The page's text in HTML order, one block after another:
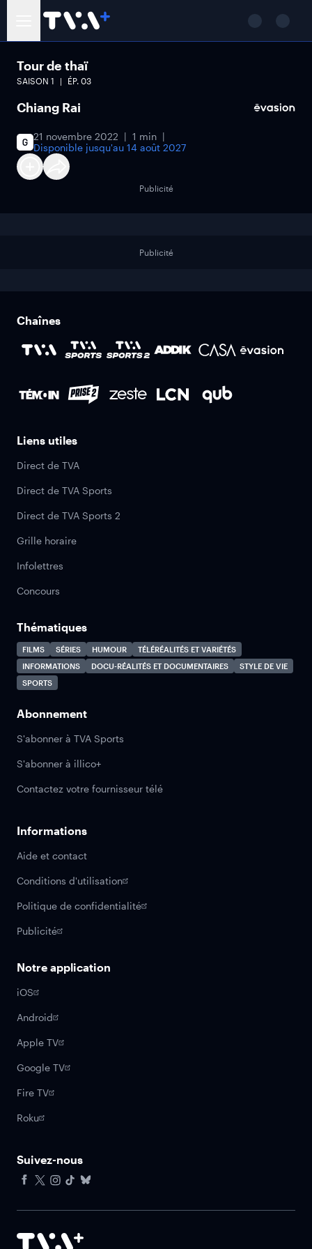
Tour de thaï
SAISON 1 ÉP. 03
Chiang Rai
21 novembre 2022
1 min
Disponible jusqu'au 14 août 2027
Publicité
Publicité
Chaînes
Liens utiles
Direct de TVA
Direct de TVA Sports
Direct de TVA Sports 2
Grille horaire
Infolettres
Concours
Thématiques
FILMS SÉRIES HUMOUR
TÉLÉRÉALITÉS ET VARIÉTÉS
INFORMATIONS
DOCU-RÉALITÉS ET DOCUMENTAIRES
STYLE DE VIE
SPORTS
Abonnement
S'abonner à TVA Sports
S'abonner à illico+
Contactez votre fournisseur télé
Informations
Aide et contact
Conditions d'utilisation
Politique de confidentialité
Publicité
Notre application
iOS
Android
Apple TV
Google TV
Fire TV
Roku
Suivez-nous